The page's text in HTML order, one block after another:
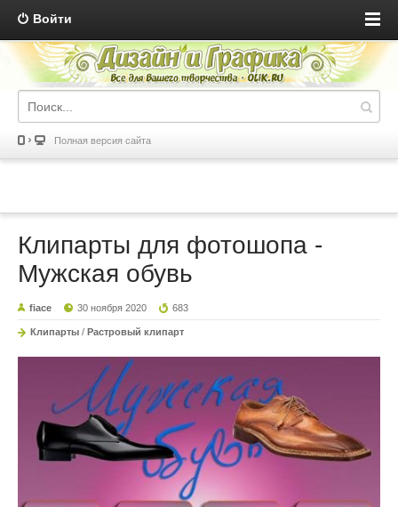
Войти
Полная версия сайта
Клипарты для фотошопа -
Мужская обувь
fiace 30 ноября 2020 683
Клипарты / Растровый клипарт